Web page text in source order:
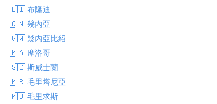
🇧🇮 布隆迪
🇬🇳 幾內亞
🇬🇼 幾內亞比紹
🇲🇦 摩洛哥
🇸🇿 斯威士蘭
🇲🇷 毛里塔尼亞
🇲🇺 毛里求斯